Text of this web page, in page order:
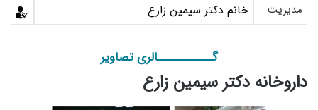
مدیریت خانم دکتر سیمین زارع
گـــــــــــالری تصاویر
داروخانه دکتر سیمین زارع